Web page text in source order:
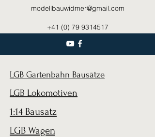
modellbauwidmer@gmail.com
+41 (0) 79 9314517
LGB Gartenbahn Bausätze
LGB Lokomotiven
1:14 Bausatz
LGB Wagen